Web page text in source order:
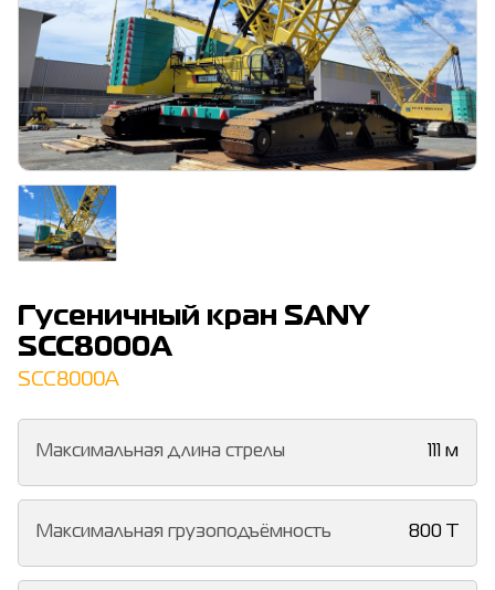
Гусеничный кран SANY
SCC8000A
SCC8000A
Максимальная длина стрелы 111 м
Максимальная грузоподъёмность 800 Т